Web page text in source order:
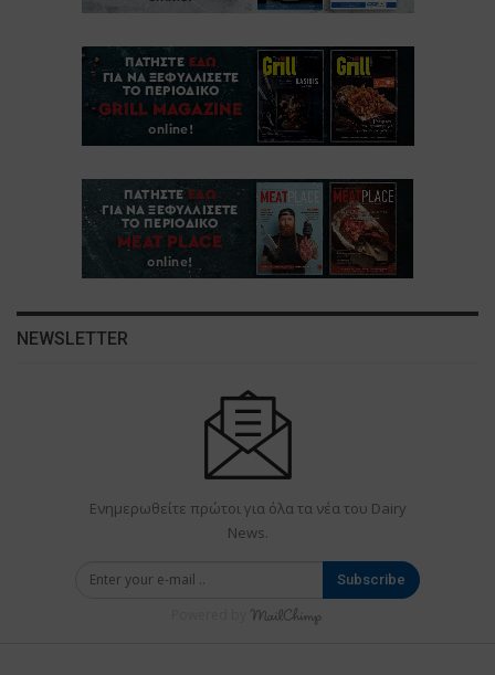
NEWSLETTER
Ενημερωθείτε πρώτοι για όλα τα νέα του Dairy
News.
Subscribe